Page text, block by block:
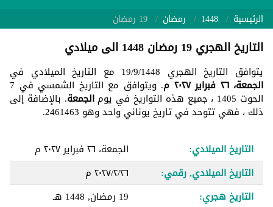
الرئيسية 1448 رمضان 19 رمضان
التاريخ الهجري 19 رمضان 1448 الى ميلادي
يتوافق التاريخ الهجري 19/9/1448 مع التاريخ الميلادي في
الجمعة، ٢٦ فبراير ٢٠٢٧ م . ويتوافق مع التاريخ الشمسي في 7
الحوت 1405 ، جميع هذه التواريخ في يوم الجمعة. بالإضافة إلى
ذلك ، فهي تتوحد في تاريخ يوناني واحد وهو 2461463.
التاريخ الميلادي:
الجمعة، ٢٦ فبراير ٢٠٢٧ م
التاريخ الميلادي, رقمي:
٢٦‏/٢‏/٢٠٢٧ م
التاريخ هجري:
19 رمضان, 1448 هـ